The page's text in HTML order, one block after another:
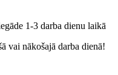
1-3 darba dienu laikā
vai nākošajā darba dienā!